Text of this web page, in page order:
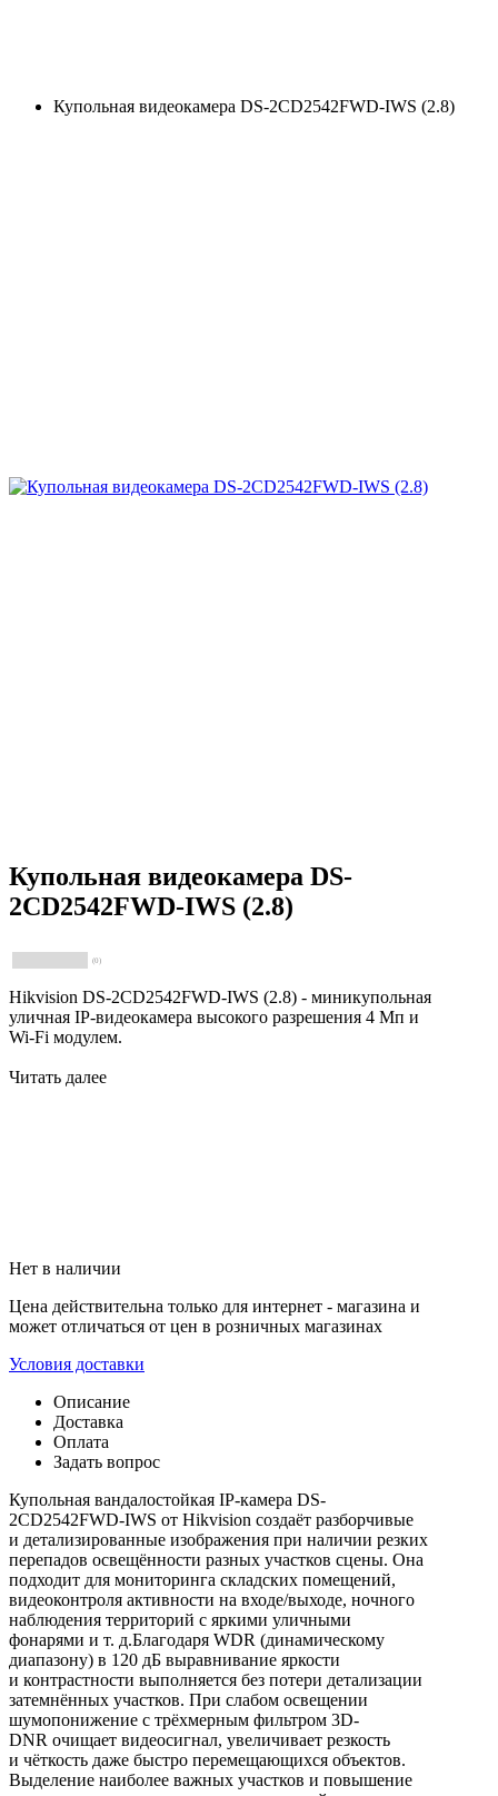
Купольная видеокамера DS-2CD2542FWD-IWS (2.8)
Купольная видеокамера DS-
2CD2542FWD-IWS (2.8)
(0)
Hikvision DS-2CD2542FWD-IWS (2.8) - миникупольная
уличная IP-видеокамера высокого разрешения 4 Мп и
Wi-Fi модулем.
Читать далее
Нет в наличии
Цена действительна только для интернет - магазина и
может отличаться от цен в розничных магазинах
Условия доставки
Описание
Доставка
Оплата
Задать вопрос
Купольная вандалостойкая IP-камера DS-
2CD2542FWD-IWS от Hikvision создаёт разборчивые
и детализированные изображения при наличии резких
перепадов освещённости разных участков сцены. Она
подходит для мониторинга складских помещений,
видеоконтроля активности на входе/выходе, ночного
наблюдения территорий с яркими уличными
фонарями и т. д.Благодаря WDR (динамическому
диапазону) в 120 дБ выравнивание яркости
и контрастности выполняется без потери детализации
затемнённых участков. При слабом освещении
шумопонижение с трёхмерным фильтром 3D-
DNR очищает видеосигнал, увеличивает резкость
и чёткость даже быстро перемещающихся объектов.
Выделение наиболее важных участков и повышение